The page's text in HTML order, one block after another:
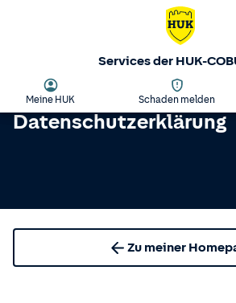
Services der HUK-
Meine HUK Schaden melden
Datenschutzerklärung
Zu meiner